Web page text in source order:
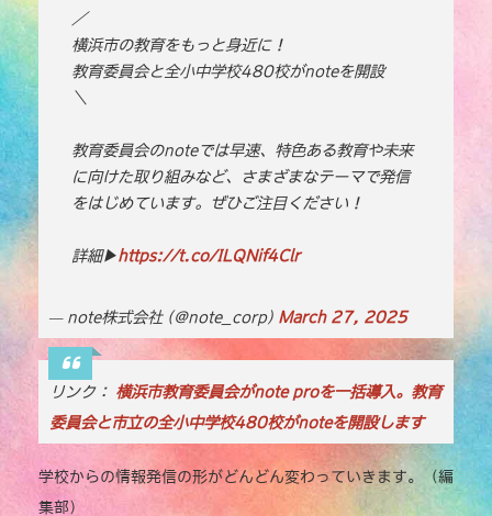
b
o
k
r
Li
n
／
横浜市の教育をもっと身近に！
教育委員会と全小中学校480校がnoteを開設
＼
教育委員会のnoteでは早速、特色ある教育や未来
に向けた取り組みなど、さまざまなテーマで発信
をはじめています。ぜひご注目ください！
詳細▶︎https://t.co/ILQNif4Clr
— note株式会社 (@note_corp) March 27, 2025
リンク： 横浜市教育委員会がnote proを一括導入。教育
委員会と市立の全小中学校480校がnoteを開設します
学校からの情報発信の形がどんどん変わっていきます。（編
集部）